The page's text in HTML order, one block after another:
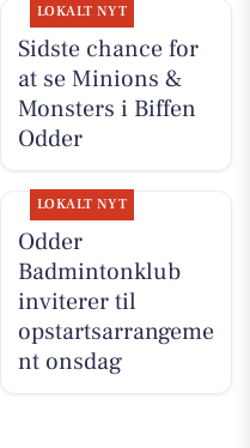
LOKALT NYT
Sidste chance for
at se Minions &
Monsters i Biffen
Odder
LOKALT NYT
Odder
Badmintonklub
inviterer til
opstartsarrangeme
nt onsdag